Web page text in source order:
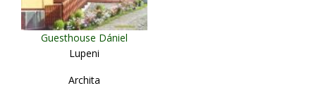
Guesthouse Dániel
Lupeni
Archita